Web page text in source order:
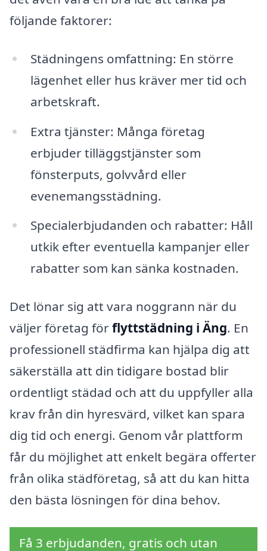
följande faktorer:
Städningens omfattning: En större
lägenhet eller hus kräver mer tid och
arbetskraft.
Extra tjänster: Många företag
erbjuder tilläggstjänster som
fönsterputs, golvvård eller
evenemangsstädning.
Specialerbjudanden och rabatter: Håll
utkik efter eventuella kampanjer eller
rabatter som kan sänka kostnaden.
Det lönar sig att vara noggrann när du
väljer företag förflyttstädning i Äng. En
professionell städfirma kan hjälpa dig att
säkerställa att din tidigare bostad blir
ordentligt städad och att du uppfyller alla
krav från din hyresvärd, vilket kan spara
dig tid och energi. Genom vår plattform
får du möjlighet att enkelt begära offerter
från olika städföretag, så att du kan hitta
den bästa lösningen för dina behov.
Få 3 erbjudanden, gratis och utan